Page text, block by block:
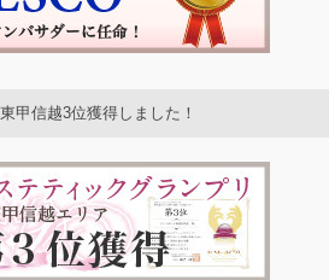
甲信越3位獲得しました！